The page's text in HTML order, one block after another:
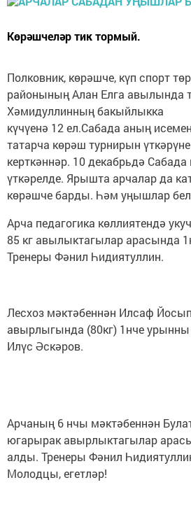
Көрәшчеләр тик тормый.
Полковник, көрәшче, күп спорт
районының Алан Елга авылында
Хәмидуллинның бакыйлыкка
күчүенә 12 ел.Сабада аның
татарча көрәш турнирын
керткәннәр. 10 декабрьдә
үткәрелде. Ярышта арчалар да
көрәшче барды. Һәм уңышлар
Арча педагогика көллиятендә
85 кг авылыктагылар арасында
Тренеры Фәнил Һидиятуллин.
Лесхоз мәктәбеннән Илсаф
авырлыгында (80кг) 1нче
Илүс Әскәров.
Арчаның 6 нчы мәктәбеннән
югарырак авырлыктагылар
алды. Тренеры Фәнил
Молодцы, егетләр!